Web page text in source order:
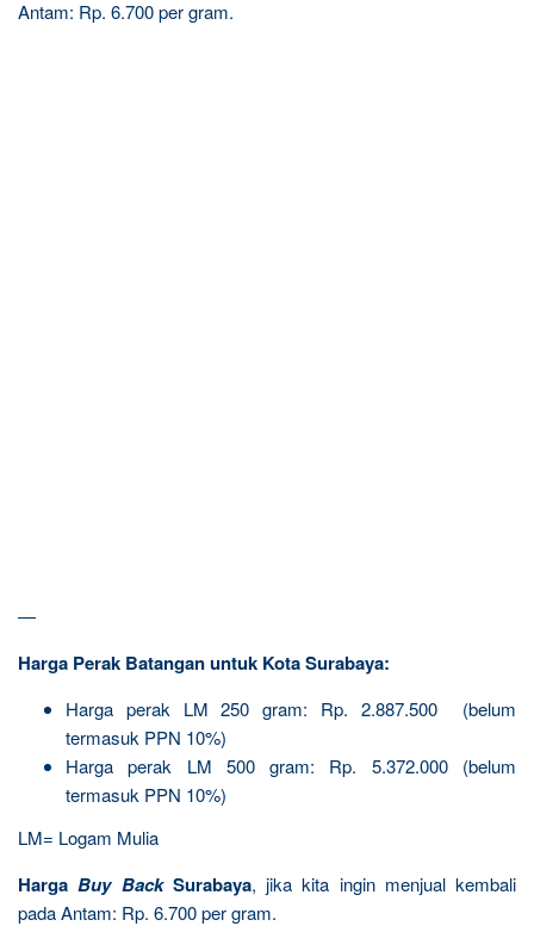
Antam: Rp. 6.700 per gram.
—
Harga Perak Batangan untuk Kota Surabaya:
Harga perak LM 250 gram: Rp. 2.887.500 (belum
termasuk PPN 10%)
Harga perak LM 500 gram: Rp. 5.372.000 (belum
termasuk PPN 10%)
LM= Logam Mulia
HargaBuy BackSurabaya, jika kita ingin menjual kembali
pada Antam: Rp. 6.700 per gram.